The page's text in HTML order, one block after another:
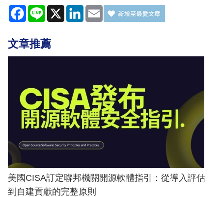
Facebook
Line X LinkedIn
Email
文章推薦
美國CISA訂定聯邦機關開源軟體指引：從導入評估
到自建貢獻的完整原則